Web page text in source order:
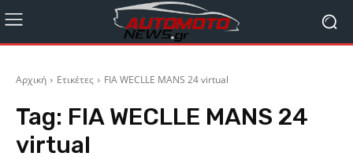
Αρχική Ετικέτες FIA WECLLE MANS 24 virtual
Tag: FIA WECLLE MANS 24
virtual